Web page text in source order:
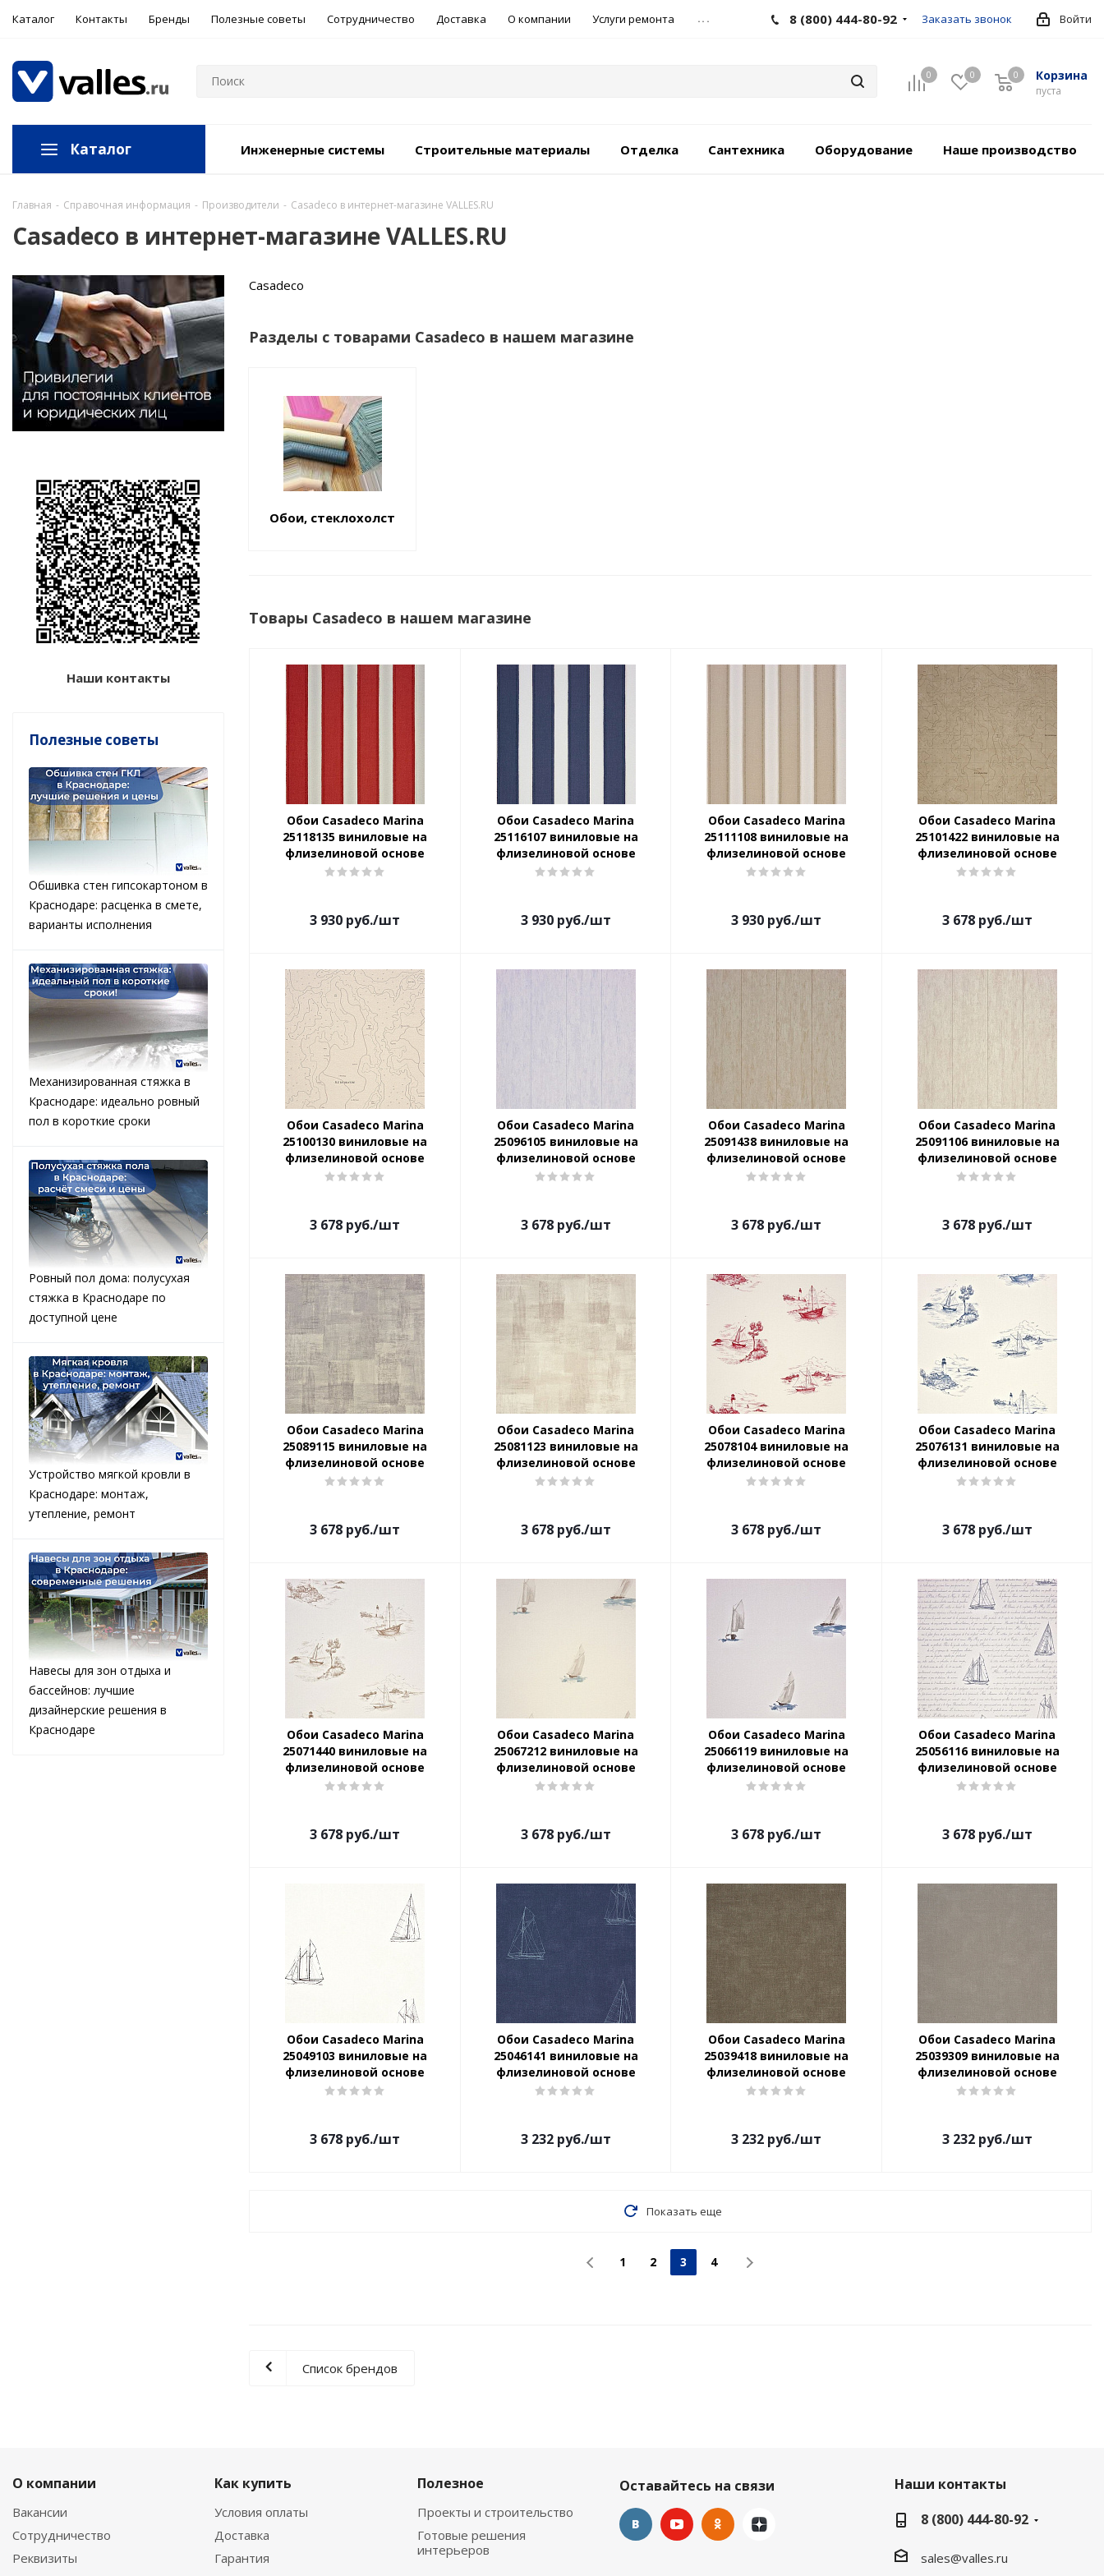
Каталог Контакты Бренды Полезные советы Сотрудничество Доставка О компании Услуги ремонта ... Войти
8 (800) 444-80-92 Заказать звонок
0 0 Корзина
пуста
0
Каталог Инженерные системы Строительные материалы Отделка Сантехника Оборудование Наше производство
Главная - Справочная информация - Производители - Casadeco в интернет-магазине VALLES.RU
Casadeco в интернет-магазине VALLES.RU
Casadeco
Разделы с товарами Casadeco в нашем магазине
Обои, стеклохолст
Товары Casadeco в нашем магазине
Обои Casadeco Marina
25118135 виниловые на
флизелиновой основе
3 930 руб./шт
Обои Casadeco Marina
25116107 виниловые на
флизелиновой основе
3 930руб./шт
Обои Casadeco Marina
25111108 виниловые на
флизелиновой основе
3 930 руб./шт
Обои Casadeco Marina
25101422 виниловые на
флизелиновой основе
3 678руб./шт
Обои Casadeco Marina
25100130 виниловые на
флизелиновой основе
3 678 руб./шт
Обои Casadeco Marina
25096105 виниловые на
флизелиновой основе
3 678руб./шт
Обои Casadeco Marina
25091438 виниловые на
флизелиновой основе
3 678 руб./шт
Обои Casadeco Marina
25091106 виниловые на
флизелиновой основе
3 678руб./шт
Обои Casadeco Marina
25089115 виниловые на
флизелиновой основе
3 678 руб./шт
Обои Casadeco Marina
25081123 виниловые на
флизелиновой основе
3 678руб./шт
Обои Casadeco Marina
25078104 виниловые на
флизелиновой основе
3 678 руб./шт
Обои Casadeco Marina
25076131 виниловые на
флизелиновой основе
3 678руб./шт
Обои Casadeco Marina
25071440 виниловые на
флизелиновой основе
3 678 руб./шт
Обои Casadeco Marina
25067212 виниловые на
флизелиновой основе
3 678руб./шт
Обои Casadeco Marina
25066119 виниловые на
флизелиновой основе
3 678 руб./шт
Обои Casadeco Marina
25056116 виниловые на
флизелиновой основе
3 678руб./шт
Обои Casadeco Marina
25049103 виниловые на
флизелиновой основе
3 678 руб./шт
Обои Casadeco Marina
25046141 виниловые на
флизелиновой основе
3 232руб./шт
Обои Casadeco Marina
25039418 виниловые на
флизелиновой основе
3 232 руб./шт
Обои Casadeco Marina
25039309 виниловые на
флизелиновой основе
3 232руб./шт
Показать еще
1 2 3 4
Список брендов
Наши контакты
Полезные советы
Обшивка стен гипсокартоном в
Краснодаре: расценка в смете,
варианты исполнения
Механизированная стяжка в
Краснодаре: идеально ровный
пол в короткие сроки
Ровный пол дома: полусухая
стяжка в Краснодаре по
доступной цене
Устройство мягкой кровли в
Краснодаре: монтаж,
утепление, ремонт
Навесы для зон отдыха и
бассейнов: лучшие
дизайнерские решения в
Краснодаре
О компании
Вакансии
Сотрудничество
Реквизиты
Как купить
Условия оплаты
Доставка
Гарантия
Полезное
Проекты и строительство
Готовые решения
интерьеров
Оставайтесь на связи
Наши контакты
8 (800) 444-80-92
sales@valles.ru